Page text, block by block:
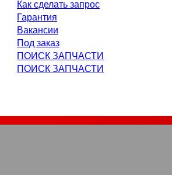
Как сделать запрос
Гарантия
Вакансии
Под заказ
ПОИСК ЗАПЧАСТИ
ПОИСК ЗАПЧАСТИ